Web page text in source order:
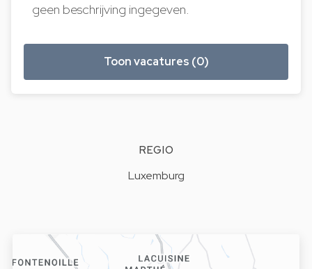
geen beschrijving ingegeven.
Toon vacatures (0)
REGIO
Luxemburg